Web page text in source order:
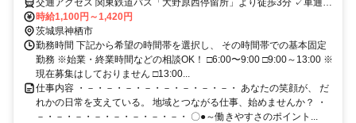
OK ✓バイク通勤OK
時給1,100円～1,420円
茨城県神栖市
勤務時間 下記から希望の時間帯を選択し、 その時間帯での基本固定
勤務 ※始業・終業時間などの相談OK！ □6:00〜9:00 □9:00～13:00 ※
現在募集はしておりません □13:00...
仕事内容 ・－・－・－・－・－・－・－・－・ あなたの笑顔が、 だ
れかの日常を支えている。 地域とつながる仕事、始めませんか？ ・
－・－・－・－・－・－・－・－・ 〇●～働きやすさのポイント...